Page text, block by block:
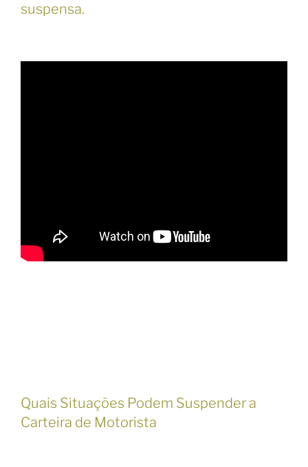
suspensa.
Quais Situações Podem Suspender a
Carteira de Motorista